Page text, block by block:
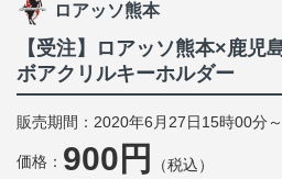
ロアッソ熊本
【受注】ロアッソ熊本×鹿児
ボアクリルキーホルダー
販売期間：2020年6月27日15時00分
価格： 900円 （税込）